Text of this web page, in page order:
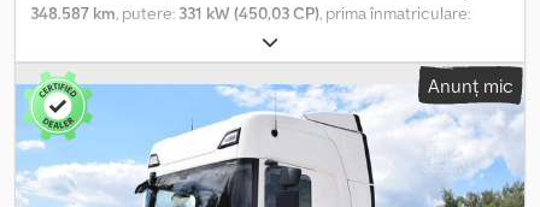
348.587 km, putere: 331 kW (450,03 CP), prima înmatriculare:
motorină
configurație ax:4x2, ampatament:375 mm, culoare:alb, tip de
angrenaj:automat, clasă de emisii:Euro 6, An de fabricație:2023,
număr de cilindri:
, capacitate cilindrică:13.000 cm³, poziția
volanului:
stânga, Dotări:
istoric complet de service,
servodirecție, Caracteristici Cabina: CR Baterie, 210 Ah, spate
Motor diesel DC13 164 450 CP Euro 6 /Japonia Emisii 2016 Cutie
Anunț mic